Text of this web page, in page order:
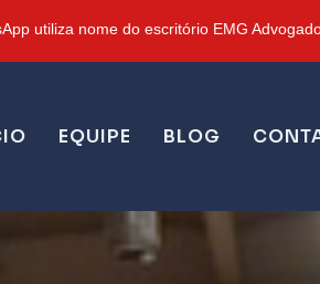
utiliza nome do escritório EMG
EQUIPE BLOG